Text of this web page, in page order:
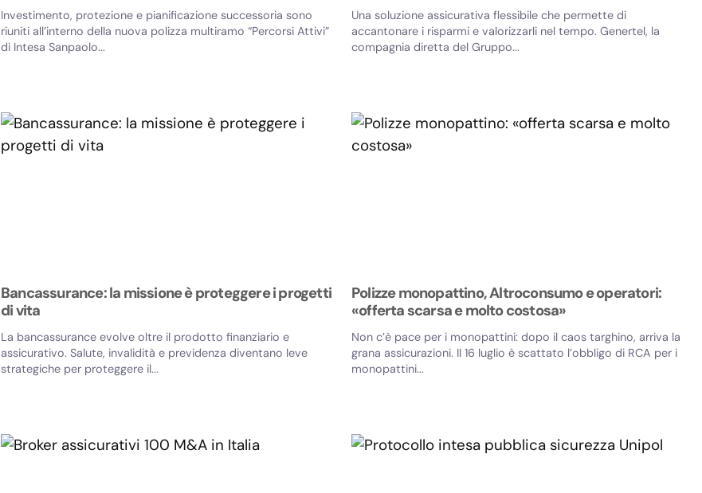
Investimento, protezione e pianificazione successoria sono
riuniti all’interno della nuova polizza multiramo “Percorsi Attivi”
di Intesa Sanpaolo...
Una soluzione assicurativa flessibile che permette di
accantonare i risparmi e valorizzarli nel tempo. Genertel, la
compagnia diretta del Gruppo...
Bancassurance: la missione è proteggere i progetti
di vita
La bancassurance evolve oltre il prodotto finanziario e
assicurativo. Salute, invalidità e previdenza diventano leve
strategiche per proteggere il...
Polizze monopattino, Altroconsumo e operatori:
«offerta scarsa e molto costosa»
Non c’è pace per i monopattini: dopo il caos targhino, arriva la
grana assicurazioni. Il 16 luglio è scattato l’obbligo di RCA per i
monopattini...